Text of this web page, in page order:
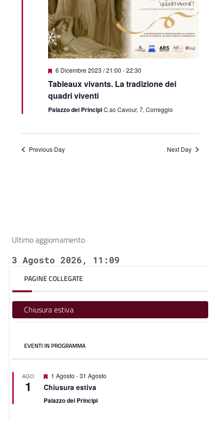
Featured
6 Dicembre 2023 / 21:00 -22:30
Tableaux vivants. La tradizione dei
quadri viventi
Palazzo dei PrincipiC.so Cavour, 7, Correggio
Previous Day Next Day
Ultimo aggiornamento
3 Agosto 2026, 11:09
PAGINE COLLEGATE
Chiusura estiva
EVENTI IN PROGRAMMA
AGO
1
Featured
1 Agosto -31 Agosto
Chiusura estiva
Palazzo dei Principi